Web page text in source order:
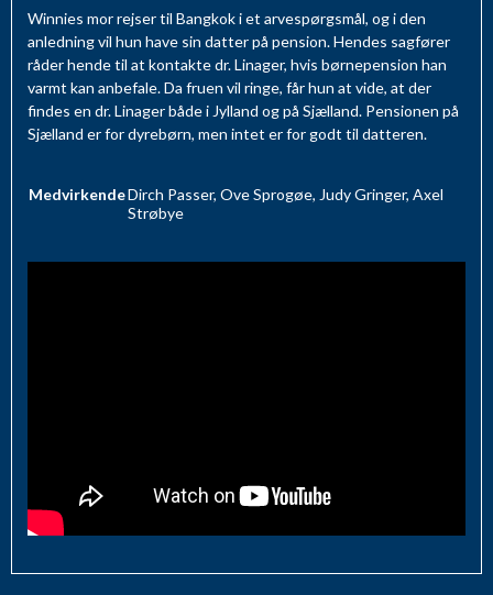
Winnies mor rejser til Bangkok i et arvespørgsmål, og i den
anledning vil hun have sin datter på pension. Hendes sagfører
råder hende til at kontakte dr. Linager, hvis børnepension han
varmt kan anbefale. Da fruen vil ringe, får hun at vide, at der
findes en dr. Linager både i Jylland og på Sjælland. Pensionen på
Sjælland er for dyrebørn, men intet er for godt til datteren.
MedvirkendeDirch Passer, Ove Sprogøe, Judy Gringer, Axel
Strøbye